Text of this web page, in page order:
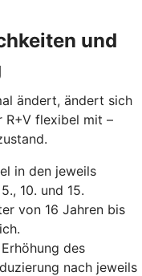
und
ändert, ändert sich
R+V flexibel mit –
in den jeweils
10. und 15.
von 16 Jahren bis
Erhöhung des
nach jeweils